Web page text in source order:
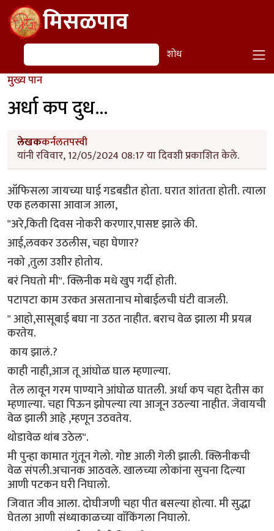
Skip to main contentमिसळपाव
शोध शोध
मुख्य पान
अर्धा कप दुध...
लेखककर्नलतपस्वी
यांनी रविवार, 12/05/2024 08:17 या दिवशी प्रकाशित केले.
ऑफिसला जायच्या घाई गडबडीत होता. घरात शांतता होती. त्याला
एक हलकासा आवाज आला,
"अरे,किती दिवस नोकरी करणार,पासष्ट झाले की.
आई,लवकर उठलीस, चहा घेणार?
नको ,तुला उशीर होतोय.
बरं निघतो मी". क्लिनीक मधे खुप गर्दी होती.
पटापटा काम उरकत असतानाच मोबाईलची घंटी वाजली.
" आहो,सासूबाई बघा ना उठत नाहीत. बराच वेळ झाला मी प्रयत्न
करतेय.
काय झालं.?
काही नाही,आज तू आंघोळ घाल म्हणाल्या.
तेल लावून गरम पाण्याने आंघोळ घातली. अर्धा कप चहा देतीस का
म्हणाल्या. चहा पिऊन झोपल्या त्या आजून उठल्या नाहीत. जेवायची
वेळ झाली आहे ,म्हणून उठवतेय.
थोडावेळ थांब उठेल".
मी पुन्हा कामात गुंतून गेलो. गोष्ट आली गेली झाली. क्लिनीकची
वेळ संपली.अचानक आठवले. खालच्या लोकांना सुचना दिल्या
आणी पटकन घरी निघालो.
जिवात जीव आला. दोघीजणी चहा पीत बसल्या होत्या. मी सुद्धा
घेतला आणी संध्याकाळच्या वाॅकिंगला निघालो.